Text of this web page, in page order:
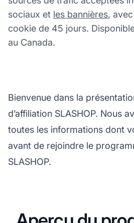
sociaux et les bannières,
cookie de 45 jours.
au Canada.
Bienvenue dans la
d’affiliation SLASHOP. Nous
toutes les informations dont
avant de rejoindre le
SLASHOP.